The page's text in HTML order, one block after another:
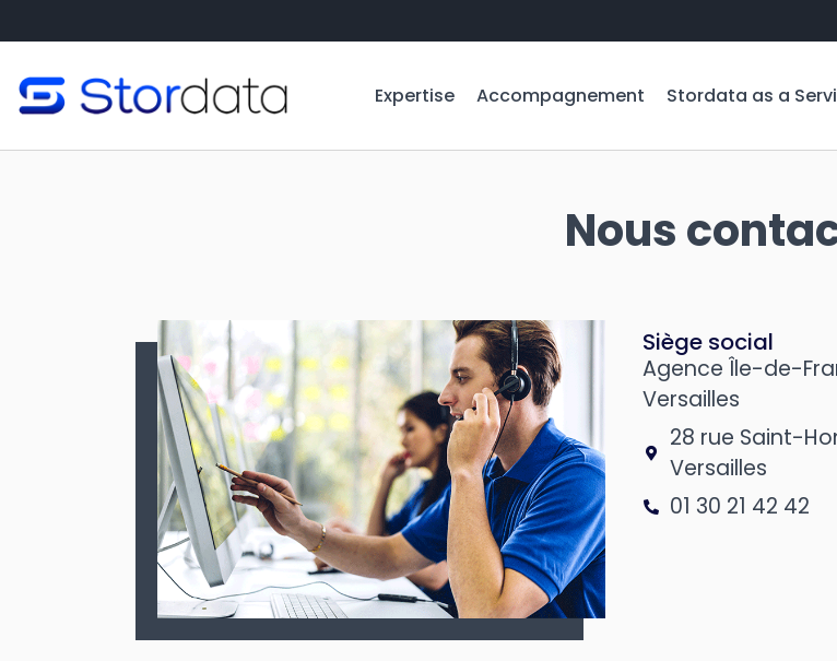
Expertise Accompagnement Stordata as a
Nous
Siège social
Agence Île-de-
Versailles
28 rue Saint-
Versailles
01 30 21 42 42